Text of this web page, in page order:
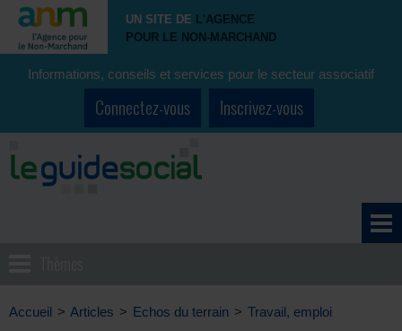
UN SITE DE L'AGENCE
POUR LE NON-MARCHAND
Informations, conseils et services pour le secteur associatif
Connectez-vous Inscrivez-vous
Accueil > Articles > Echos du terrain > Travail, emploi